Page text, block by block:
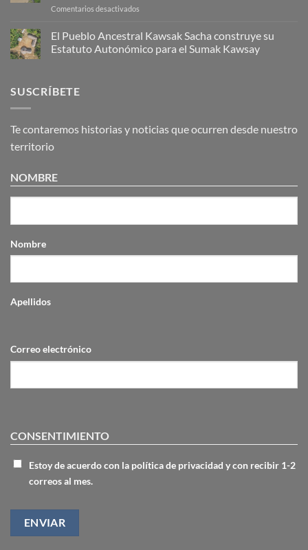
Comentarios desactivados
Kawsay:
DERECHO
El Pueblo Ancestral Kawsak Sacha construye su
Estatuto Autonómico para el Sumak Kawsay
en
El
Sacha
su
para
el
Sumak
SUSCRÍBETE
Te contaremos historias y noticias que ocurren desde nuestro
territorio
NOMBRE
Nombre
Apellidos
Correo electrónico
CONSENTIMIENTO
Estoy de acuerdo con la política de privacidad y con recibir 1-2
correos al mes.